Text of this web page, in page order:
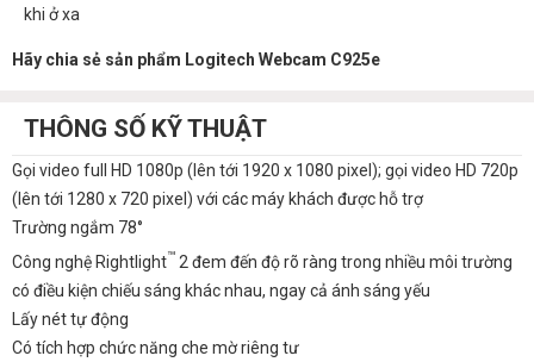
khi ở xa
Hãy chia sẻ sản phẩm Logitech Webcam C925e
THÔNG SỐ KỸ THUẬT
Gọi video full HD 1080p (lên tới 1920 x 1080 pixel); gọi video HD 720p
(lên tới 1280 x 720 pixel) với các máy khách được hỗ trợ
Trường ngắm 78°
Công nghệ Rightlight™ 2 đem đến độ rõ ràng trong nhiều môi trường
có điều kiện chiếu sáng khác nhau, ngay cả ánh sáng yếu
Lấy nét tự động
Có tích hợp chức năng che mờ riêng tư